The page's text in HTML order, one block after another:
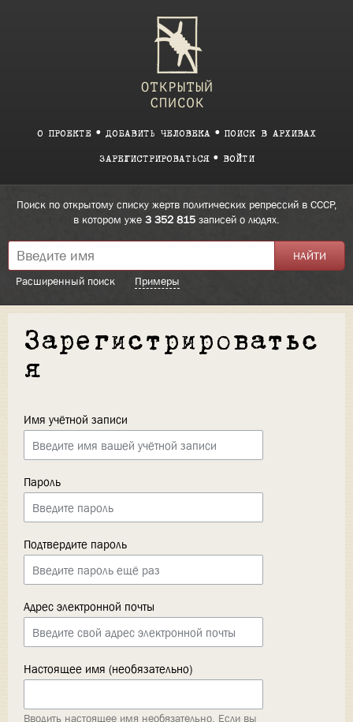
О ПРОЕКТЕ ДОБАВИТЬ ЧЕЛОВЕКА ПОИСК В АРХИВАХ
ЗАРЕГИСТРИРОВАТЬСЯ ВОЙТИ
Поиск по открытому списку жертв политических репрессий в СССР,
в котором уже 3 352 815 записей о людях.
Расширенный поиск Примеры
Зарегистрироватьс
я
Имя учётной записи
Пароль
Подтвердите пароль
Адрес электронной почты
Настоящее имя (необязательно)
Вводить настоящее имя необязательно. Если вы